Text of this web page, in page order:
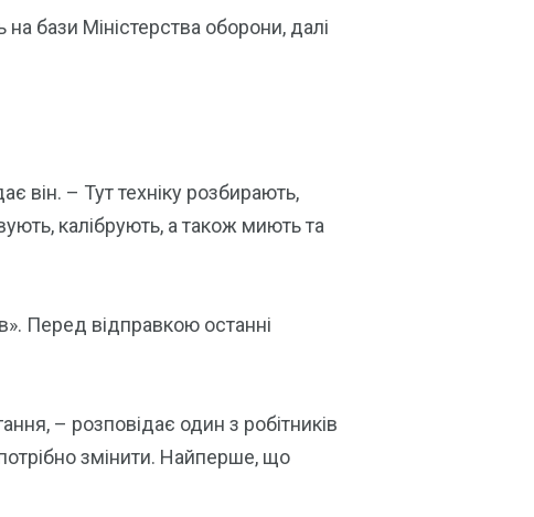
бази Міністерства оборони, далі
він. – Тут техніку розбирають,
калібрують, а також миють та
Перед відправкою останні
– розповідає один з робітників
змінити. Найперше, що